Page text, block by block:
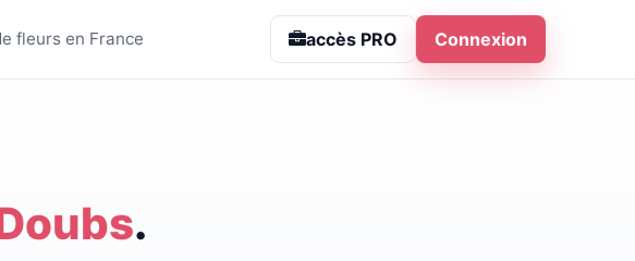
fleurs en France accès PRO Connexion
.